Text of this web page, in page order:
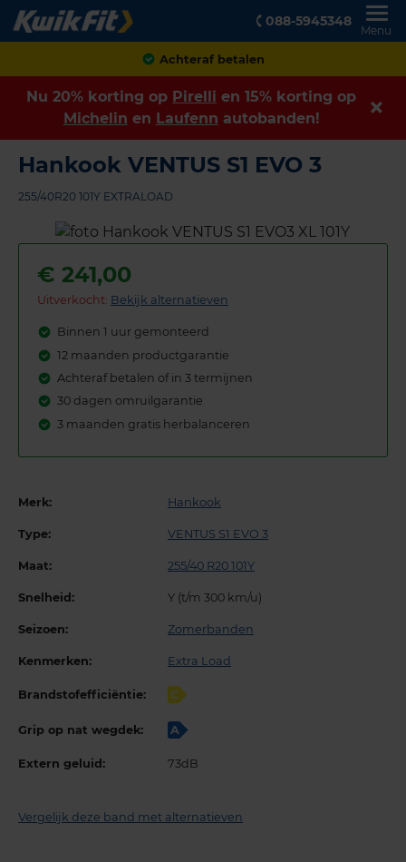
088-5945348
Menu
Klanten geven ons een
Nu 20% korting op Pirelli en 15% korting op
Michelin en Laufenn autobanden!
Hankook VENTUS S1 EVO 3
255/40R20 101Y EXTRALOAD
€ 241,00
Uitverkocht: Bekijk alternatieven
Binnen 1 uur gemonteerd
12 maanden productgarantie
Achteraf betalen of in 3 termijnen
30 dagen omruilgarantie
3 maanden gratis herbalanceren
Merk: Hankook
Type: VENTUS S1 EVO 3
Maat: 255/40 R20 101Y
Snelheid: Y (t/m 300 km/u)
Seizoen: Zomerbanden
Kenmerken: Extra Load
Brandstofefficiëntie: C
Grip op nat wegdek: A
Extern geluid: 73dB
Vergelijk deze band met alternatieven